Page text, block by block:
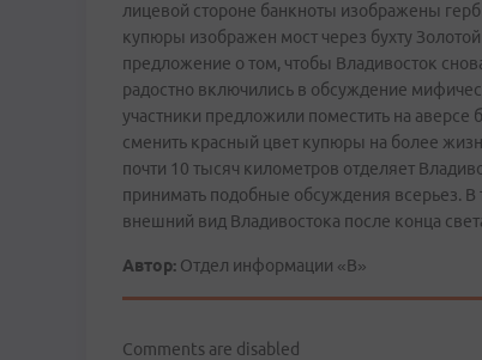
лицевой стороне банкноты изображены
купюры изображен мост через бухту
предложение о том, чтобы Владивосток
радостно включились в обсуждение
участники предложили поместить на
сменить красный цвет купюры на более
почти 10 тысяч километров отделяет
принимать подобные обсуждения всерьез.
внешний вид Владивостока после конца
Автор: Отдел информации «В»
Comments are disabled